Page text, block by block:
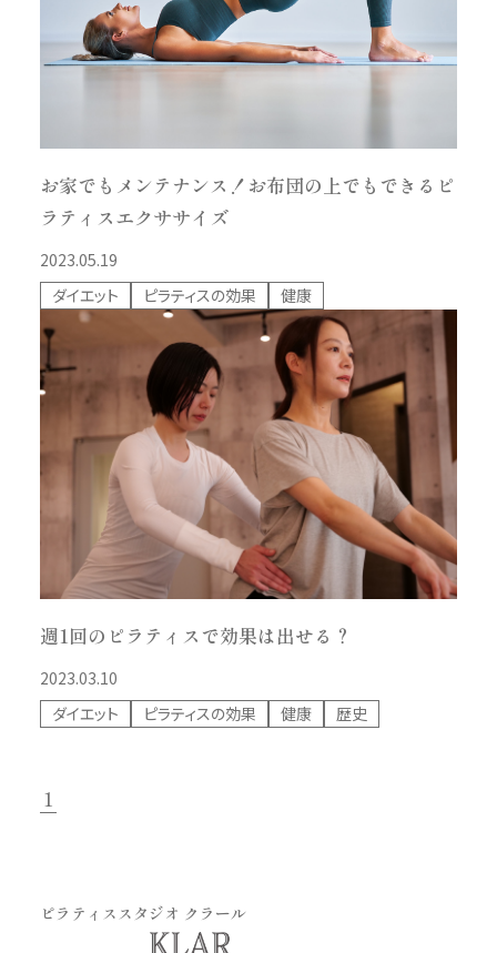
お家でもメンテナンス！お布団の上でもできるピ
ラティスエクササイズ
2023.05.19
ダイエット
ピラティスの効果 健康
週1回のピラティスで効果は出せる？
2023.03.10
ダイエット
ピラティスの効果 健康 歴史
1
ピラティススタジオ クラール